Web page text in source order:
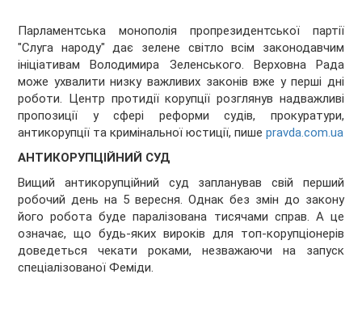
Парламентська монополія пропрезидентської партії
"Слуга народу" дає зелене світло всім законодавчим
ініціативам Володимира Зеленського. Верховна Рада
може ухвалити низку важливих законів вже у перші дні
роботи. Центр протидії корупції розглянув надважливі
пропозиції у сфері реформи судів, прокуратури,
антикорупції та кримінальної юстиції, пише pravda.com.ua
АНТИКОРУПЦІЙНИЙ СУД
Вищий антикорупційний суд запланував свій перший
робочий день на 5 вересня. Однак без змін до закону
його робота буде паралізована тисячами справ. А це
означає, що будь-яких вироків для топ-корупціонерів
доведеться чекати роками, незважаючи на запуск
спеціалізованої Феміди.